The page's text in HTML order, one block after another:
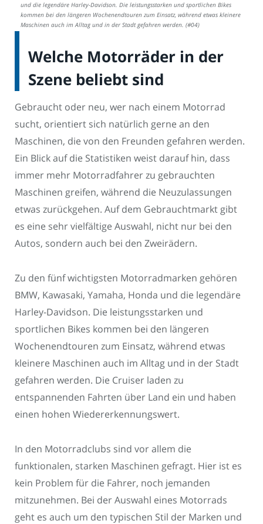
und die legendäre Harley-Davidson. Die leistungsstarken und sportlichen Bikes
kommen bei den längeren Wochenendtouren zum Einsatz, während etwas kleinere
Maschinen auch im Alltag und in der Stadt gefahren werden. (#04)
Welche Motorräder in der
Szene beliebt sind
Gebraucht oder neu, wer nach einem Motorrad
sucht, orientiert sich natürlich gerne an den
Maschinen, die von den Freunden gefahren werden.
Ein Blick auf die Statistiken weist darauf hin, dass
immer mehr Motorradfahrer zu gebrauchten
Maschinen greifen, während die Neuzulassungen
etwas zurückgehen. Auf dem Gebrauchtmarkt gibt
es eine sehr vielfältige Auswahl, nicht nur bei den
Autos, sondern auch bei den Zweirädern.
Zu den fünf wichtigsten Motorradmarken gehören
BMW, Kawasaki, Yamaha, Honda und die legendäre
Harley-Davidson. Die leistungsstarken und
sportlichen Bikes kommen bei den längeren
Wochenendtouren zum Einsatz, während etwas
kleinere Maschinen auch im Alltag und in der Stadt
gefahren werden. Die Cruiser laden zu
entspannenden Fahrten über Land ein und haben
einen hohen Wiedererkennungswert.
In den Motorradclubs sind vor allem die
funktionalen, starken Maschinen gefragt. Hier ist es
kein Problem für die Fahrer, noch jemanden
mitzunehmen. Bei der Auswahl eines Motorrads
geht es auch um den typischen Stil der Marken und